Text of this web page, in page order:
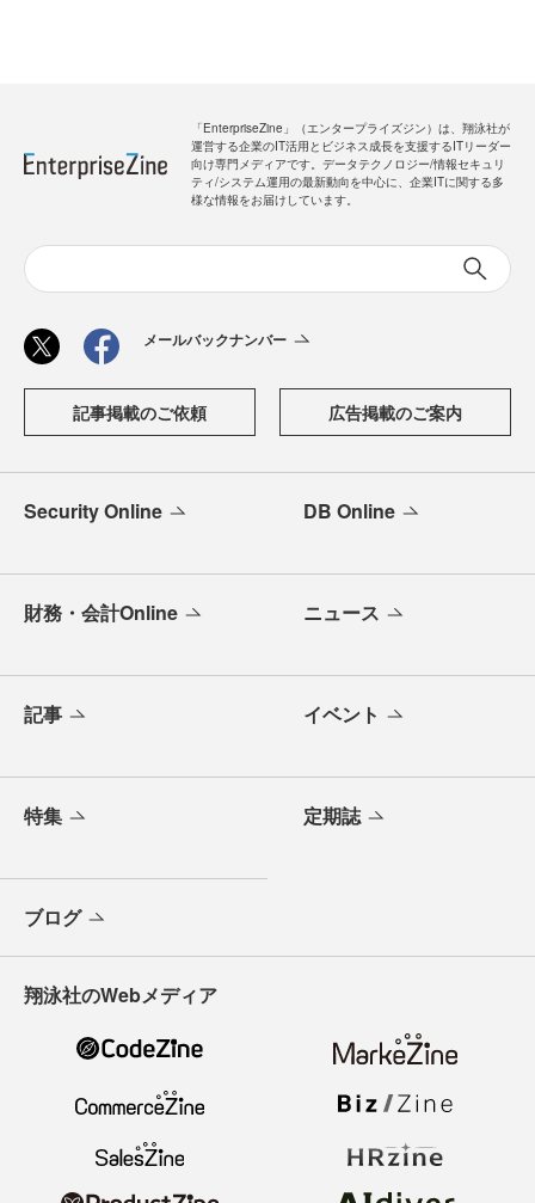
「EnterpriseZine」（エンタープライズジン）は、翔泳社が
運営する企業のIT活用とビジネス成長を支援するITリーダー
向け専門メディアです。データテクノロジー/情報セキュリ
ティ/システム運用の最新動向を中心に、企業ITに関する多
様な情報をお届けしています。
メールバックナンバー
記事掲載のご依頼 広告掲載のご案内
Security Online DB Online
財務・会計Online ニュース
記事 イベント
特集 定期誌
ブログ
翔泳社のWebメディア